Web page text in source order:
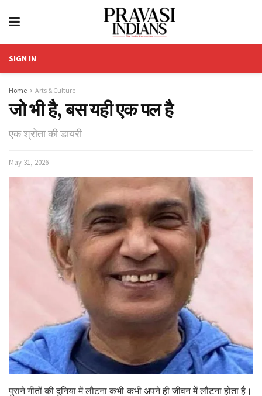
SIGN IN
Home Arts & Culture
जो भी है, बस यही एक पल है
एक श्रोता की डायरी
May 31, 2026
पुराने गीतों की दुनिया में लौटना कभी-कभी अपने ही जीवन में लौटना होता है।